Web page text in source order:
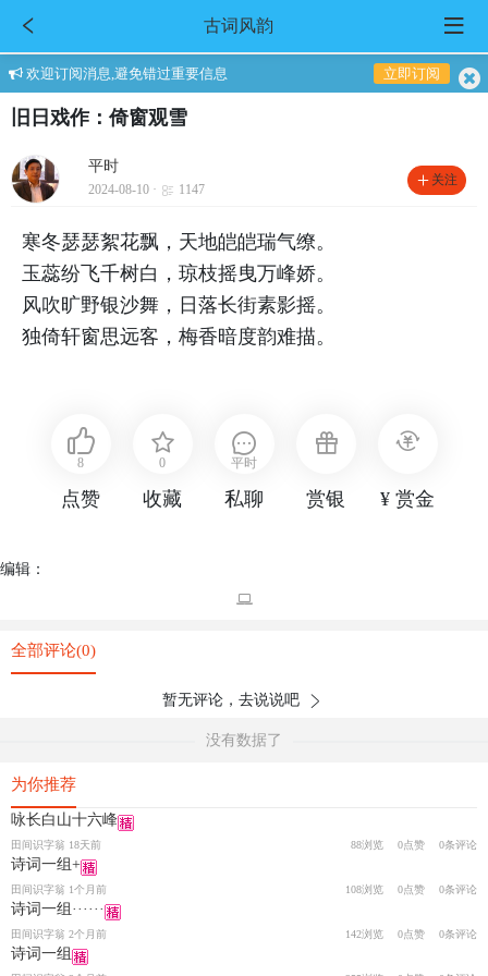
古词风韵
欢迎订阅消息,避免错过重要信息 立即订阅
旧日戏作：倚窗观雪
平时
2024-08-10 · 1147
关注
寒冬瑟瑟絮花飘，天地皑皑瑞气缭。
玉蕊纷飞千树白，琼枝摇曳万峰娇。
风吹旷野银沙舞，日落长街素影摇。
独倚轩窗思远客，梅香暗度韵难描。
8
点赞
0
收藏
平时
私聊 赏银 ¥ 赏金
编辑：
全部评论(0)
暂无评论，去说说吧
没有数据了
为你推荐
咏长白山十六峰
田间识字翁 18天前 88浏览 0点赞 0条评论
诗词一组+
田间识字翁 1个月前 108浏览 0点赞 0条评论
诗词一组······
田间识字翁 2个月前 142浏览 0点赞 0条评论
诗词一组